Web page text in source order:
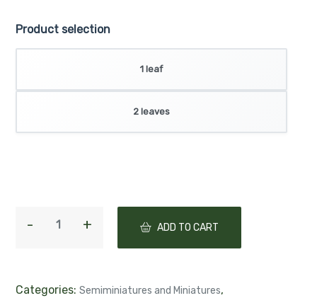
Product selection
1 leaf
2 leaves
ADD TO CART
Categories: Semiminiatures and Miniatures,